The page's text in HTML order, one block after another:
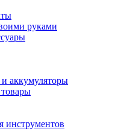
руками
аккумуляторы
инструментов